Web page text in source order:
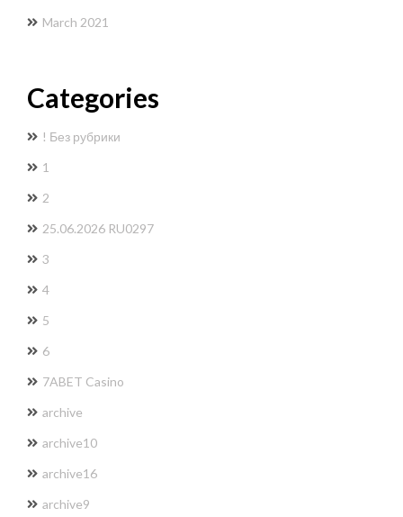
March 2021
Categories
! Без рубрики
1
2
25.06.2026 RU0297
3
4
5
6
7ABET Casino
archive
archive10
archive16
archive9